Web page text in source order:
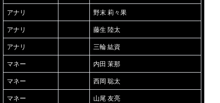
アナリ 野末 莉々果
アナリ 藤生 陸太
アナリ 三輪 紘資
マネー 内田 茉那
マネー 西岡 聡太
マネー 山尾 友亮